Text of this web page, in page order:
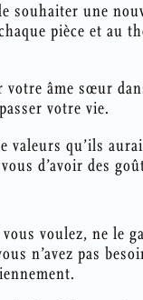
souhaiter une
pièce et au
âme sœur
votre vie.
valeurs qu’ils
d’avoir des
voulez, ne le
n’avez pas